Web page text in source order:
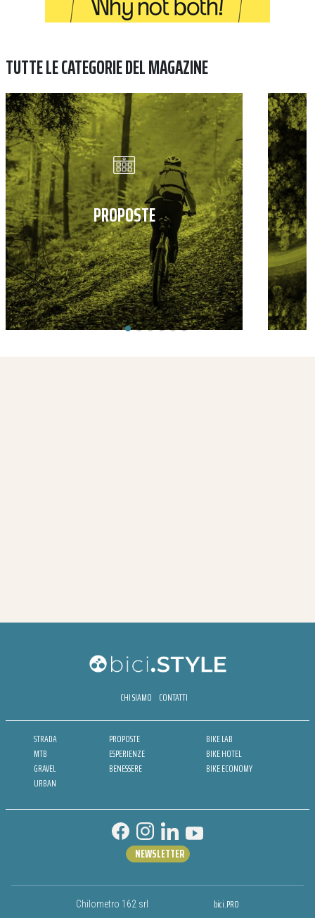
TUTTE LE CATEGORIE DEL MAGAZINE
PROPOSTE
CHI SIAMO CONTATTI
STRADA
MTB
GRAVEL
URBAN
PROPOSTE
ESPERIENZE
BENESSERE
BIKE LAB
BIKE HOTEL
BIKE ECONOMY
Chilometro 162 srl bici.PRO
NEWSLETTER